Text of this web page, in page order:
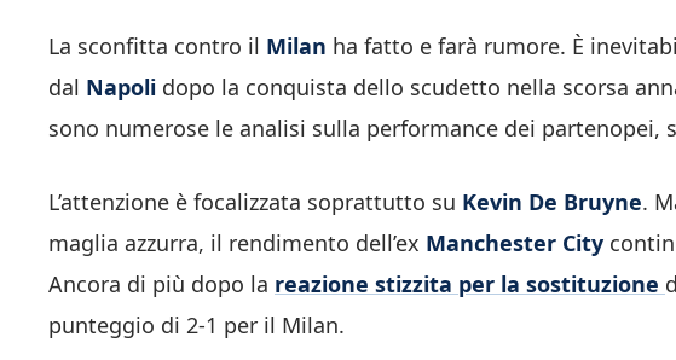
La sconfitta contro il Milan ha fatto e farà rumore. È
dal Napoli dopo la conquista dello scudetto nella scorsa
sono numerose le analisi sulla performance dei partenopei,
L’attenzione è focalizzata soprattutto su Kevin De Bruyne.
maglia azzurra, il rendimento dell’ex Manchester City
Ancora di più dopo la reazione stizzita per la sostituzione
punteggio di 2-1 per il Milan.